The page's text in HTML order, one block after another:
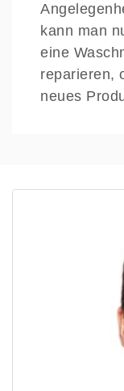
kann man
eine
reparieren,
neues